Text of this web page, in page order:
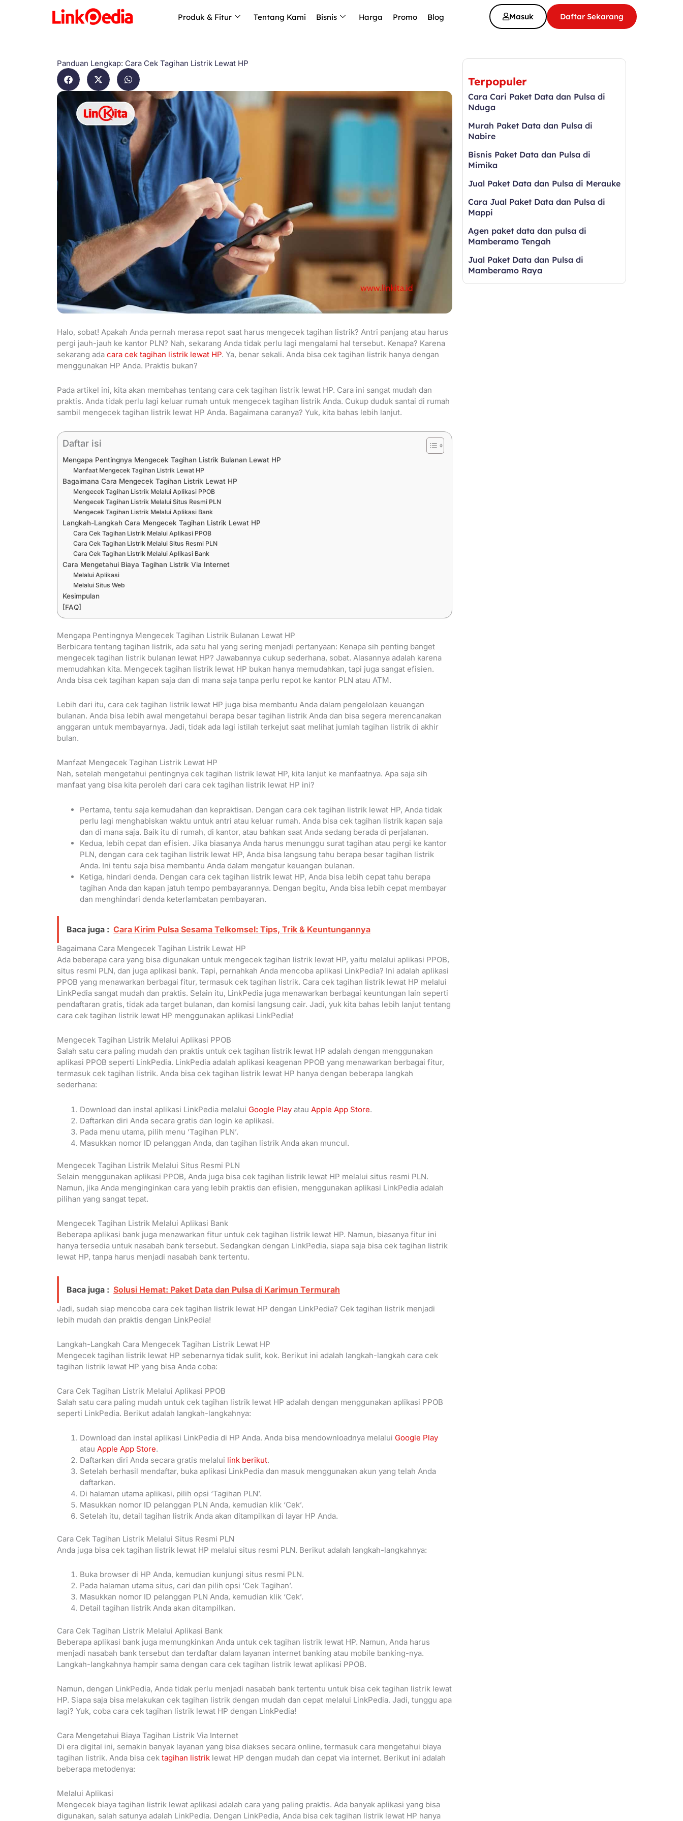
Daftar Sekarang
Masuk
Produk & Fitur Tentang Kami Bisnis Harga Promo Blog
Panduan Lengkap: Cara Cek Tagihan Listrik Lewat HP
Halo, sobat! Apakah Anda pernah merasa repot saat harus mengecek tagihan listrik? Antri panjang atau harus
pergi jauh-jauh ke kantor PLN? Nah, sekarang Anda tidak perlu lagi mengalami hal tersebut. Kenapa? Karena
sekarang ada cara cek tagihan listrik lewat HP. Ya, benar sekali. Anda bisa cek tagihan listrik hanya dengan
menggunakan HP Anda. Praktis bukan?
Pada artikel ini, kita akan membahas tentang cara cek tagihan listrik lewat HP. Cara ini sangat mudah dan
praktis. Anda tidak perlu lagi keluar rumah untuk mengecek tagihan listrik Anda. Cukup duduk santai di rumah
sambil mengecek tagihan listrik lewat HP Anda. Bagaimana caranya? Yuk, kita bahas lebih lanjut.
Daftar isi
Mengapa Pentingnya Mengecek Tagihan Listrik Bulanan Lewat HP
Manfaat Mengecek Tagihan Listrik Lewat HP
Bagaimana Cara Mengecek Tagihan Listrik Lewat HP
Mengecek Tagihan Listrik Melalui Aplikasi PPOB
Mengecek Tagihan Listrik Melalui Situs Resmi PLN
Mengecek Tagihan Listrik Melalui Aplikasi Bank
Langkah-Langkah Cara Mengecek Tagihan Listrik Lewat HP
Cara Cek Tagihan Listrik Melalui Aplikasi PPOB
Cara Cek Tagihan Listrik Melalui Situs Resmi PLN
Cara Cek Tagihan Listrik Melalui Aplikasi Bank
Cara Mengetahui Biaya Tagihan Listrik Via Internet
Melalui Aplikasi
Melalui Situs Web
Kesimpulan
[FAQ]
Mengapa Pentingnya Mengecek Tagihan Listrik Bulanan Lewat HP
Berbicara tentang tagihan listrik, ada satu hal yang sering menjadi pertanyaan: Kenapa sih penting banget
mengecek tagihan listrik bulanan lewat HP? Jawabannya cukup sederhana, sobat. Alasannya adalah karena
memudahkan kita. Mengecek tagihan listrik lewat HP bukan hanya memudahkan, tapi juga sangat efisien.
Anda bisa cek tagihan kapan saja dan di mana saja tanpa perlu repot ke kantor PLN atau ATM.
Lebih dari itu, cara cek tagihan listrik lewat HP juga bisa membantu Anda dalam pengelolaan keuangan
bulanan. Anda bisa lebih awal mengetahui berapa besar tagihan listrik Anda dan bisa segera merencanakan
anggaran untuk membayarnya. Jadi, tidak ada lagi istilah terkejut saat melihat jumlah tagihan listrik di akhir
bulan.
Manfaat Mengecek Tagihan Listrik Lewat HP
Nah, setelah mengetahui pentingnya cek tagihan listrik lewat HP, kita lanjut ke manfaatnya. Apa saja sih
manfaat yang bisa kita peroleh dari cara cek tagihan listrik lewat HP ini?
Pertama, tentu saja kemudahan dan kepraktisan. Dengan cara cek tagihan listrik lewat HP, Anda tidak
perlu lagi menghabiskan waktu untuk antri atau keluar rumah. Anda bisa cek tagihan listrik kapan saja
dan di mana saja. Baik itu di rumah, di kantor, atau bahkan saat Anda sedang berada di perjalanan.
Kedua, lebih cepat dan efisien. Jika biasanya Anda harus menunggu surat tagihan atau pergi ke kantor
PLN, dengan cara cek tagihan listrik lewat HP, Anda bisa langsung tahu berapa besar tagihan listrik
Anda. Ini tentu saja bisa membantu Anda dalam mengatur keuangan bulanan.
Ketiga, hindari denda. Dengan cara cek tagihan listrik lewat HP, Anda bisa lebih cepat tahu berapa
tagihan Anda dan kapan jatuh tempo pembayarannya. Dengan begitu, Anda bisa lebih cepat membayar
dan menghindari denda keterlambatan pembayaran.
Baca juga : Cara Kirim Pulsa Sesama Telkomsel: Tips, Trik & Keuntungannya
Bagaimana Cara Mengecek Tagihan Listrik Lewat HP
Ada beberapa cara yang bisa digunakan untuk mengecek tagihan listrik lewat HP, yaitu melalui aplikasi PPOB,
situs resmi PLN, dan juga aplikasi bank. Tapi, pernahkah Anda mencoba aplikasi LinkPedia? Ini adalah aplikasi
PPOB yang menawarkan berbagai fitur, termasuk cek tagihan listrik. Cara cek tagihan listrik lewat HP melalui
LinkPedia sangat mudah dan praktis. Selain itu, LinkPedia juga menawarkan berbagai keuntungan lain seperti
pendaftaran gratis, tidak ada target bulanan, dan komisi langsung cair. Jadi, yuk kita bahas lebih lanjut tentang
cara cek tagihan listrik lewat HP menggunakan aplikasi LinkPedia!
Mengecek Tagihan Listrik Melalui Aplikasi PPOB
Salah satu cara paling mudah dan praktis untuk cek tagihan listrik lewat HP adalah dengan menggunakan
aplikasi PPOB seperti LinkPedia. LinkPedia adalah aplikasi keagenan PPOB yang menawarkan berbagai fitur,
termasuk cek tagihan listrik. Anda bisa cek tagihan listrik lewat HP hanya dengan beberapa langkah
sederhana:
Download dan instal aplikasi LinkPedia melalui Google Play atau Apple App Store.
Daftarkan diri Anda secara gratis dan login ke aplikasi.
Pada menu utama, pilih menu ‘Tagihan PLN’.
Masukkan nomor ID pelanggan Anda, dan tagihan listrik Anda akan muncul.
Mengecek Tagihan Listrik Melalui Situs Resmi PLN
Selain menggunakan aplikasi PPOB, Anda juga bisa cek tagihan listrik lewat HP melalui situs resmi PLN.
Namun, jika Anda menginginkan cara yang lebih praktis dan efisien, menggunakan aplikasi LinkPedia adalah
pilihan yang sangat tepat.
Mengecek Tagihan Listrik Melalui Aplikasi Bank
Beberapa aplikasi bank juga menawarkan fitur untuk cek tagihan listrik lewat HP. Namun, biasanya fitur ini
hanya tersedia untuk nasabah bank tersebut. Sedangkan dengan LinkPedia, siapa saja bisa cek tagihan listrik
lewat HP, tanpa harus menjadi nasabah bank tertentu.
Baca juga : Solusi Hemat: Paket Data dan Pulsa di Karimun Termurah
Jadi, sudah siap mencoba cara cek tagihan listrik lewat HP dengan LinkPedia? Cek tagihan listrik menjadi
lebih mudah dan praktis dengan LinkPedia!
Langkah-Langkah Cara Mengecek Tagihan Listrik Lewat HP
Mengecek tagihan listrik lewat HP sebenarnya tidak sulit, kok. Berikut ini adalah langkah-langkah cara cek
tagihan listrik lewat HP yang bisa Anda coba:
Cara Cek Tagihan Listrik Melalui Aplikasi PPOB
Salah satu cara paling mudah untuk cek tagihan listrik lewat HP adalah dengan menggunakan aplikasi PPOB
seperti LinkPedia. Berikut adalah langkah-langkahnya:
Download dan instal aplikasi LinkPedia di HP Anda. Anda bisa mendownloadnya melalui Google Play
atau Apple App Store.
Daftarkan diri Anda secara gratis melalui link berikut.
Setelah berhasil mendaftar, buka aplikasi LinkPedia dan masuk menggunakan akun yang telah Anda
daftarkan.
Di halaman utama aplikasi, pilih opsi ‘Tagihan PLN’.
Masukkan nomor ID pelanggan PLN Anda, kemudian klik ‘Cek’.
Setelah itu, detail tagihan listrik Anda akan ditampilkan di layar HP Anda.
Cara Cek Tagihan Listrik Melalui Situs Resmi PLN
Anda juga bisa cek tagihan listrik lewat HP melalui situs resmi PLN. Berikut adalah langkah-langkahnya:
Buka browser di HP Anda, kemudian kunjungi situs resmi PLN.
Pada halaman utama situs, cari dan pilih opsi ‘Cek Tagihan’.
Masukkan nomor ID pelanggan PLN Anda, kemudian klik ‘Cek’.
Detail tagihan listrik Anda akan ditampilkan.
Cara Cek Tagihan Listrik Melalui Aplikasi Bank
Beberapa aplikasi bank juga memungkinkan Anda untuk cek tagihan listrik lewat HP. Namun, Anda harus
menjadi nasabah bank tersebut dan terdaftar dalam layanan internet banking atau mobile banking-nya.
Langkah-langkahnya hampir sama dengan cara cek tagihan listrik lewat aplikasi PPOB.
Namun, dengan LinkPedia, Anda tidak perlu menjadi nasabah bank tertentu untuk bisa cek tagihan listrik lewat
HP. Siapa saja bisa melakukan cek tagihan listrik dengan mudah dan cepat melalui LinkPedia. Jadi, tunggu apa
lagi? Yuk, coba cara cek tagihan listrik lewat HP dengan LinkPedia!
Cara Mengetahui Biaya Tagihan Listrik Via Internet
Di era digital ini, semakin banyak layanan yang bisa diakses secara online, termasuk cara mengetahui biaya
tagihan listrik. Anda bisa cek tagihan listrik lewat HP dengan mudah dan cepat via internet. Berikut ini adalah
beberapa metodenya:
Melalui Aplikasi
Mengecek biaya tagihan listrik lewat aplikasi adalah cara yang paling praktis. Ada banyak aplikasi yang bisa
digunakan, salah satunya adalah LinkPedia. Dengan LinkPedia, Anda bisa cek tagihan listrik lewat HP hanya
Terpopuler
Cara Cari Paket Data dan Pulsa di
Nduga
Murah Paket Data dan Pulsa di
Nabire
Bisnis Paket Data dan Pulsa di
Mimika
Jual Paket Data dan Pulsa di Merauke
Cara Jual Paket Data dan Pulsa di
Mappi
Agen paket data dan pulsa di
Mamberamo Tengah
Jual Paket Data dan Pulsa di
Mamberamo Raya